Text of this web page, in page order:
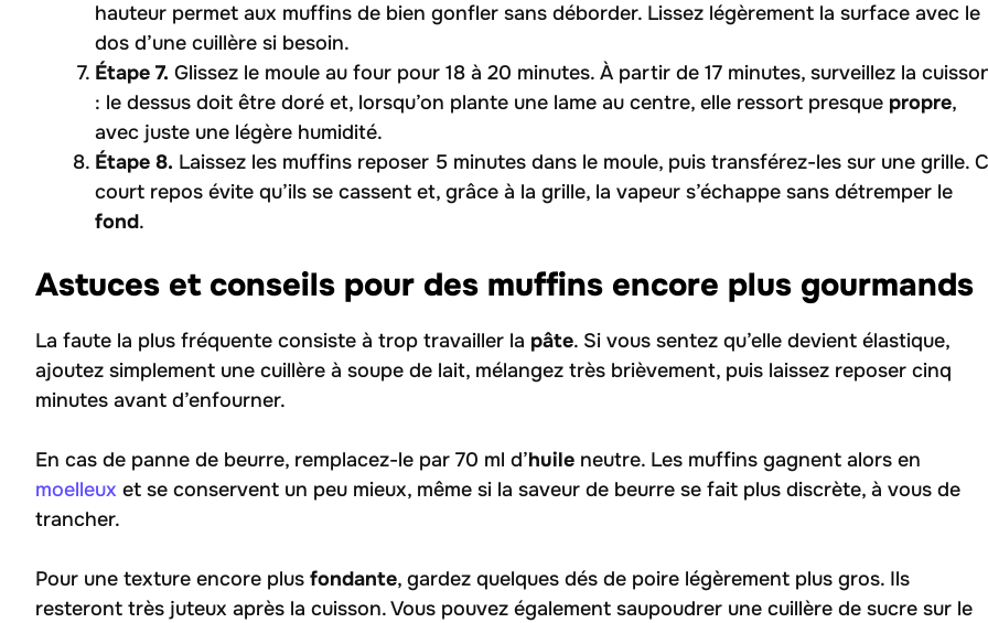
hauteur permet aux muffins de bien gonfler sans déborder. Lissez légèrement la surface avec le
dos d’une cuillère si besoin.
Étape 7. Glissez le moule au four pour 18 à 20 minutes. À partir de 17 minutes, surveillez la
: le dessus doit être doré et, lorsqu’on plante une lame au centre, elle ressort presque propre,
avec juste une légère humidité.
Étape 8. Laissez les muffins reposer 5 minutes dans le moule, puis transférez-les sur une grille.
court repos évite qu’ils se cassent et, grâce à la grille, la vapeur s’échappe sans détremper le
fond.
Astuces et conseils pour des muffins encore plus gourmands
La faute la plus fréquente consiste à trop travailler la pâte. Si vous sentez qu’elle devient élastique,
ajoutez simplement une cuillère à soupe de lait, mélangez très brièvement, puis laissez reposer cinq
minutes avant d’enfourner.
En cas de panne de beurre, remplacez-le par 70 ml d’huile neutre. Les muffins gagnent alors en
moelleux et se conservent un peu mieux, même si la saveur de beurre se fait plus discrète, à vous de
trancher.
Pour une texture encore plus fondante, gardez quelques dés de poire légèrement plus gros. Ils
resteront très juteux après la cuisson. Vous pouvez également saupoudrer une cuillère de sucre sur le